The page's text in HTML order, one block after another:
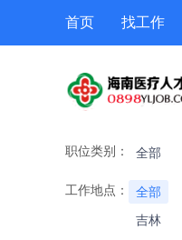
首页 找工作
职位类别： 全部
工作地点： 全部
吉林